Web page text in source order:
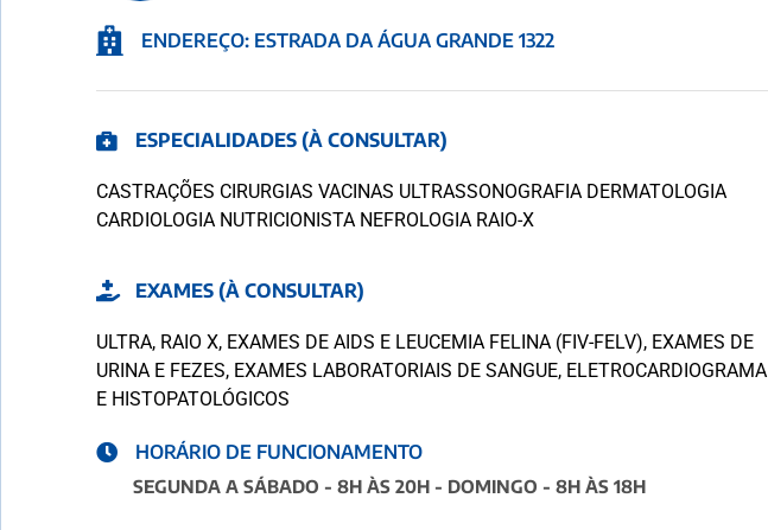
ENDEREÇO: ESTRADA DA ÁGUA GRANDE 1322
ESPECIALIDADES (À CONSULTAR)
CASTRAÇÕES CIRURGIAS VACINAS ULTRASSONOGRAFIA DERMATOLOGIA
CARDIOLOGIA NUTRICIONISTA NEFROLOGIA RAIO-X
EXAMES (À CONSULTAR)
ULTRA, RAIO X, EXAMES DE AIDS E LEUCEMIA FELINA (FIV-FELV), EXAMES DE
URINA E FEZES, EXAMES LABORATORIAIS DE SANGUE, ELETROCARDIOGRAMA
E HISTOPATOLÓGICOS
HORÁRIO DE FUNCIONAMENTO
SEGUNDA A SÁBADO - 8H ÀS 20H - DOMINGO - 8H ÀS 18H